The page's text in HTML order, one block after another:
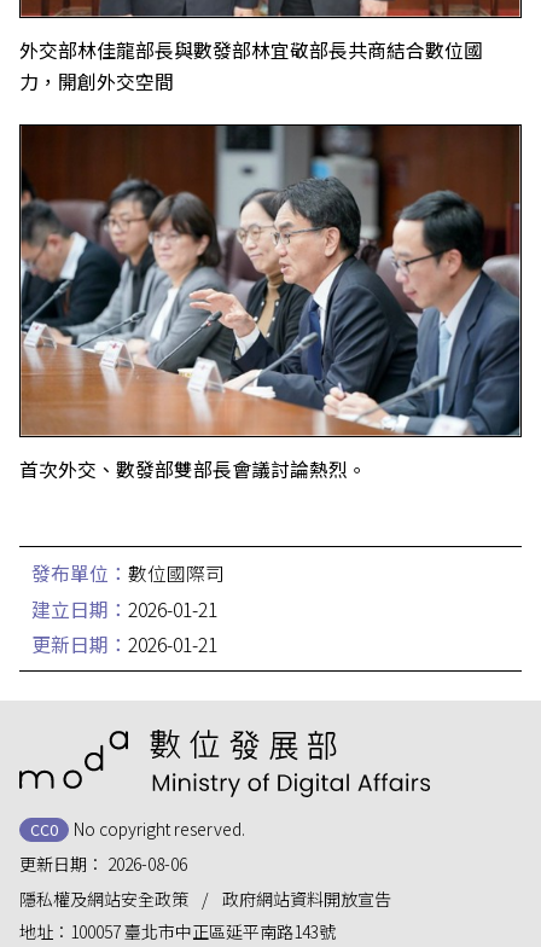
外交部林佳龍部長與數發部林宜敬部長共商結合數位國
力，開創外交空間
首次外交、數發部雙部長會議討論熱烈。
發布單位：數位國際司
建立日期：2026-01-21
更新日期：2026-01-21
CC0
No copyright reserved.
更新日期： 2026-08-06
隱私權及網站安全政策
政府網站資料開放宣告
地址： 100057 臺北市中正區延平南路143號